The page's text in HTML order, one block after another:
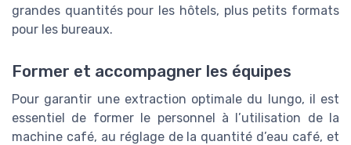
grandes quantités pour les hôtels, plus petits formats
pour les bureaux.
Former et accompagner les équipes
Pour garantir une extraction optimale du lungo, il est
essentiel de former le personnel à l’utilisation de la
machine café, au réglage de la quantité d’eau café, et